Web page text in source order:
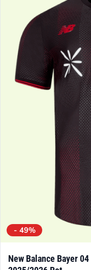
- 49%
New Balance Bayer